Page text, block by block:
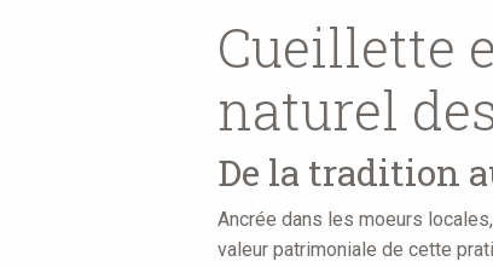
here
Cueillette
naturel
De la tradition
Ancrée dans les moeurs
valeur patrimoniale de cette